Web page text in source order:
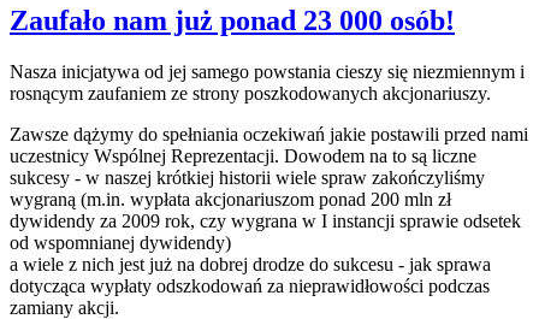
Zaufało nam już ponad 23 000 osób!
Nasza inicjatywa od jej samego powstania cieszy się niezmiennym i
rosnącym zaufaniem ze strony poszkodowanych akcjonariuszy.
Zawsze dążymy do spełniania oczekiwań jakie postawili przed nami
uczestnicy Wspólnej Reprezentacji. Dowodem na to są liczne
sukcesy - w naszej krótkiej historii wiele spraw zakończyliśmy
wygraną (m.in. wypłata akcjonariuszom ponad 200 mln zł
dywidendy za 2009 rok, czy wygrana w I instancji sprawie odsetek
od wspomnianej dywidendy)
a wiele z nich jest już na dobrej drodze do sukcesu - jak sprawa
dotycząca wypłaty odszkodowań za nieprawidłowości podczas
zamiany akcji.